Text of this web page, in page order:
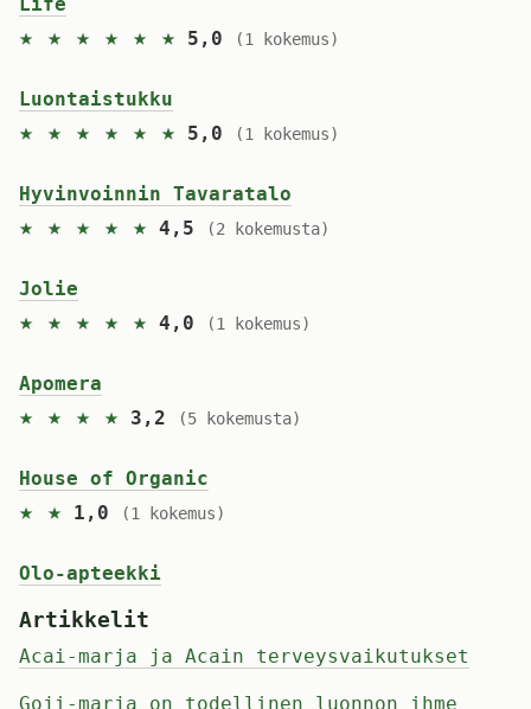
★ ★ ★ ★ ★ ★ 5,0 (1 kokemus)
Luontaistukku
★ ★ ★ ★ ★ ★ 5,0 (1 kokemus)
Hyvinvoinnin Tavaratalo
★ ★ ★ ★ ★ 4,5 (2 kokemusta)
Jolie
★ ★ ★ ★ ★ 4,0 (1 kokemus)
Apomera
★ ★ ★ ★ 3,2 (5 kokemusta)
House of Organic
★ ★ 1,0 (1 kokemus)
Olo-apteekki
Artikkelit
Acai-marja ja Acain terveysvaikutukset
Goji-marja on todellinen luonnon ihme